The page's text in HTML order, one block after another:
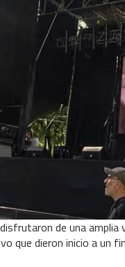
de una
que dieron inicio a un